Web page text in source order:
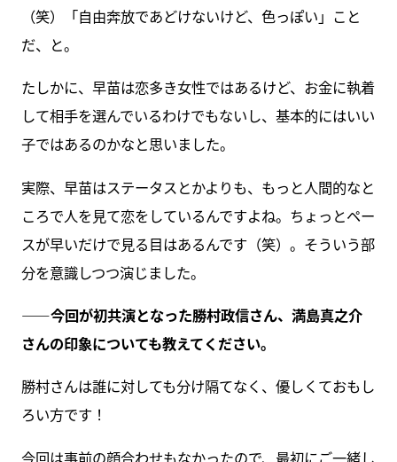
（笑）「自由奔放であどけないけど、色っぽい」こと
だ、と。
たしかに、早苗は恋多き女性ではあるけど、お金に執着
して相手を選んでいるわけでもないし、基本的にはいい
子ではあるのかなと思いました。
実際、早苗はステータスとかよりも、もっと人間的なと
ころで人を見て恋をしているんですよね。ちょっとペー
スが早いだけで見る目はあるんです（笑）。そういう部
分を意識しつつ演じました。
――今回が初共演となった勝村政信さん、満島真之介
さんの印象についても教えてください。
勝村さんは誰に対しても分け隔てなく、優しくておもし
ろい方です！
今回は事前の顔合わせもなかったので、最初にご一緒し